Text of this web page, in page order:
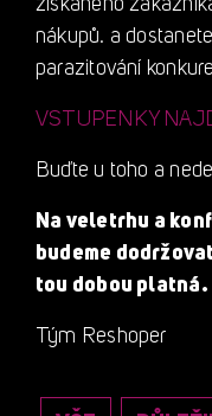
získaného
nákupů. a
parazitování
VSTUPENKY
Buďte u toho a
Na veletrhu a
budeme
tou dobou platná.
Tým Reshoper